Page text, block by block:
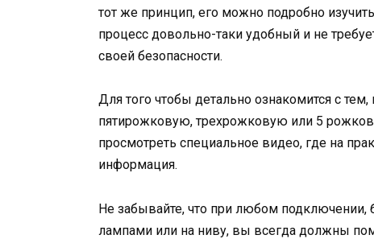
тот же принцип, его можно подробно
процесс довольно-таки удобный и не
своей безопасности.
Для того чтобы детально ознакомится с
пятирожковую, трехрожковую или 5
просмотреть специальное видео, где на
информация.
Не забывайте, что при любом подключении,
лампами или на ниву, вы всегда должны